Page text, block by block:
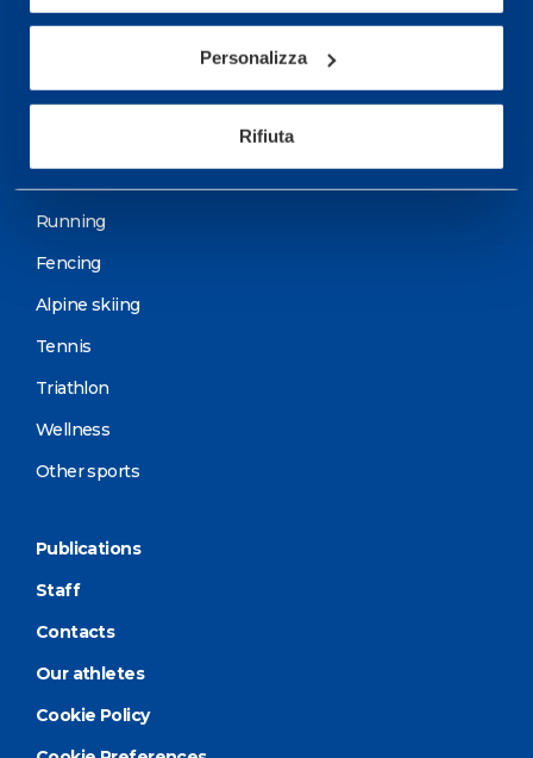
Personalizza
Rifiuta
Sport
Cycling and MTB
Running
Fencing
Alpine skiing
Tennis
Triathlon
Wellness
Other sports
Publications
Staff
Contacts
Our athletes
Cookie Policy